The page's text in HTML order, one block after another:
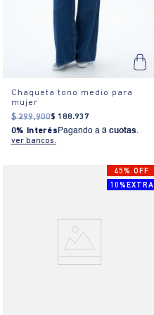
Chaqueta tono medio para
mujer
$ 299.900$ 188.937
0% Interés Pagando a 3 cuotas.
ver bancos.
45% OFF
10%EXTRA